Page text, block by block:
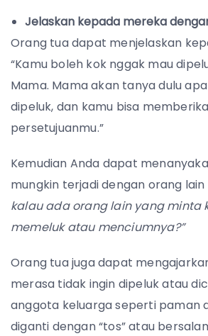
Jelaskan kepada mereka
Orang tua dapat menjelaskan
“Kamu boleh kok nggak mau
Mama. Mama akan tanya dulu
dipeluk, dan kamu bisa
persetujuanmu.”
Kemudian Anda dapat
mungkin terjadi dengan orang
kalau ada orang lain yang minta
memeluk atau menciumnya?”
Orang tua juga dapat
merasa tidak ingin dipeluk atau
anggota keluarga seperti paman
diganti dengan “tos” atau